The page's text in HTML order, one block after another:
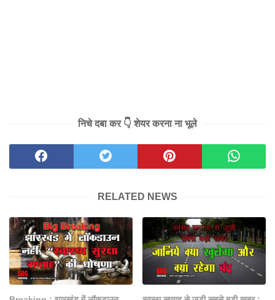
निचे दबा कर 👇 शेयर करना ना भूले
RELATED NEWS